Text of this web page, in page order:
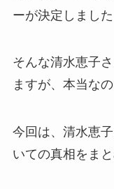
ーが決定しました
そんな清水恵子
ますが、本当な
今回は、清水恵
いての真相をまと